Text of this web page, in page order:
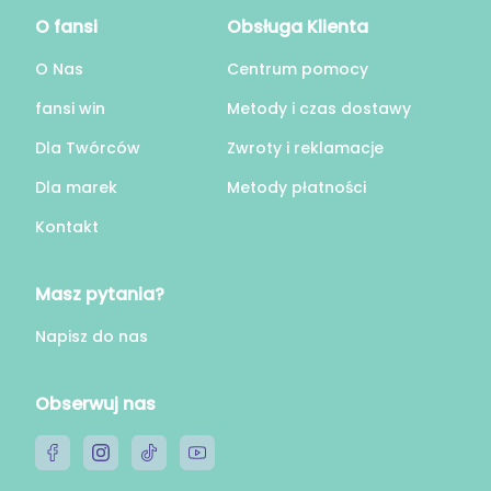
O fansi
O Nas
fansi win
Dla Twórców
Dla marek
Kontakt
Obsługa Klienta
Centrum pomocy
Metody i czas dostawy
Zwroty i reklamacje
Metody płatności
Masz pytania?
Napisz do nas
Obserwuj nas